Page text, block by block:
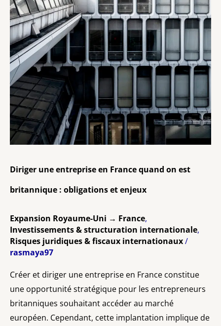
Diriger une entreprise en France quand on est
britannique : obligations et enjeux
Expansion Royaume-Uni → France,
Investissements & structuration internationale,
Risques juridiques & fiscaux internationaux/
rasmaya97
Créer et diriger une entreprise en France constitue
une opportunité stratégique pour les entrepreneurs
britanniques souhaitant accéder au marché
européen. Cependant, cette implantation implique de
et
enjeux